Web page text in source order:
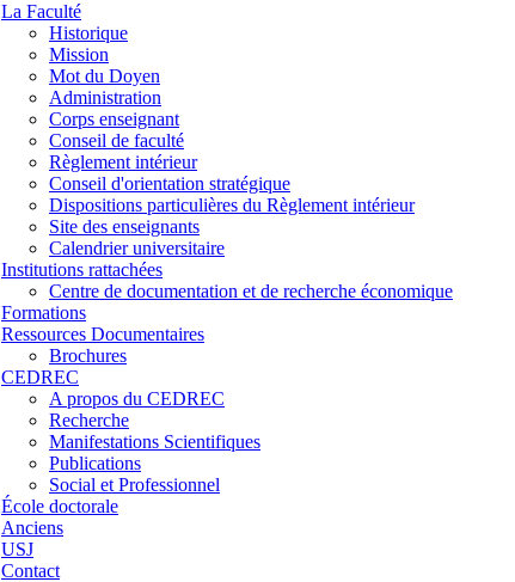
La Faculté
Historique
Mission
Mot du Doyen
Administration
Corps enseignant
Conseil de faculté
Règlement intérieur
Conseil d'orientation stratégique
Dispositions particulières du Règlement intérieur
Site des enseignants
Calendrier universitaire
Institutions rattachées
Centre de documentation et de recherche économique
Formations
Ressources Documentaires
Brochures
CEDREC
A propos du CEDREC
Recherche
Manifestations Scientifiques
Publications
Social et Professionnel
École doctorale
Anciens
USJ
Contact